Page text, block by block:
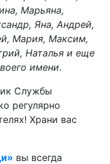
Марьяна,
Яна, Андрей,
Мария, Максим,
Наталья и еще
имени.
Службы
регулярно
Храни вас
вы всегда